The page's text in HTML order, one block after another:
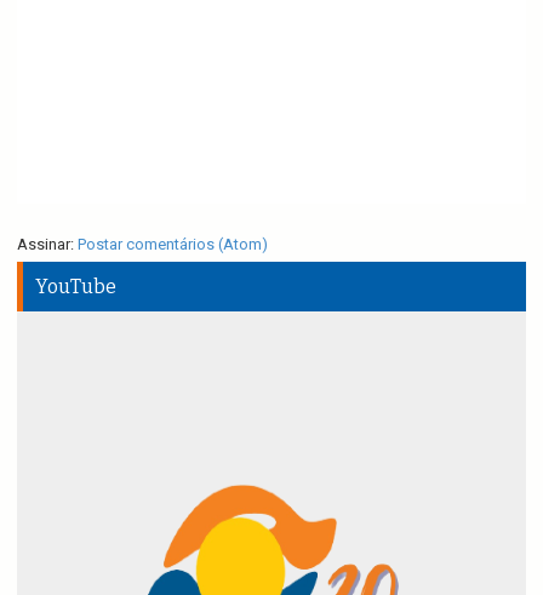
Assinar: Postar comentários (Atom)
YouTube